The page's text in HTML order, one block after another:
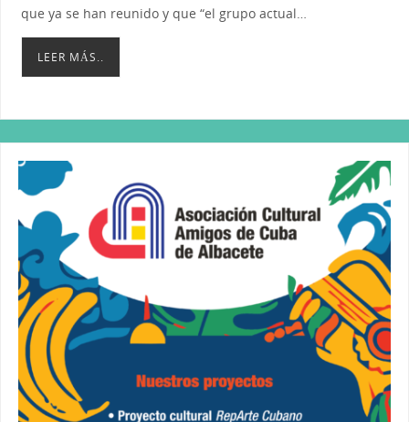
que ya se han reunido y que “el grupo actual…
LEER MÁS..